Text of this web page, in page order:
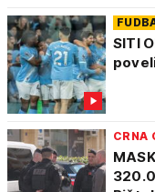
SITI
CRNA